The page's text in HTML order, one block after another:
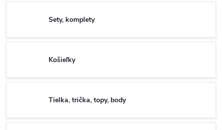
Sety, komplety
Košieľky
Tielka, trička, topy, body